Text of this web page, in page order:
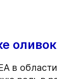
оливок
в